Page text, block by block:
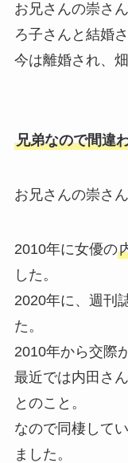
お兄さんの崇さ
ろ子さんと結婚
今は離婚され、
兄弟なので間違
お兄さんの崇さん
2010年に女優の
した。
2020年に、週刊
た。
2010年から交際
最近では内田さ
とのこと。
なので同棲して
ました。